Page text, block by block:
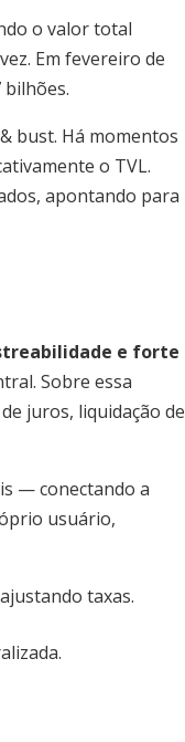
o valor total
Em fevereiro de
bilhões.
bust. Há momentos
o TVL.
apontando para
e forte
Sobre essa
juros, liquidação de
— conectando a
usuário,
taxas.